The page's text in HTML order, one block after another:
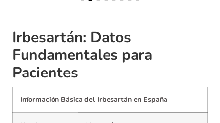
Irbesartán: Datos
Fundamentales para
Pacientes
Información Básica del Irbesartán en España